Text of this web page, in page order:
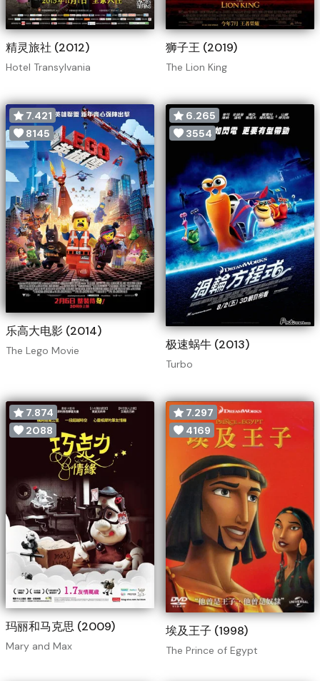
精灵旅社 (2012)
Hotel Transylvania
狮子王 (2019)
The Lion King
7.421
8145
乐高大电影 (2014)
The Lego Movie
6.265
3554
极速蜗牛 (2013)
Turbo
7.874
2088
玛丽和马克思 (2009)
Mary and Max
7.297
4169
埃及王子 (1998)
The Prince of Egypt